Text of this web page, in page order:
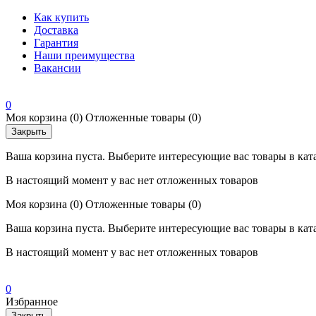
Как купить
Доставка
Гарантия
Наши преимущества
Вакансии
0
Моя корзина (0) Отложенные товары (0)
Закрыть
Ваша корзина пуста. Выберите интересующие вас товары в
В настоящий момент у вас нет отложенных товаров
Моя корзина (0) Отложенные товары (0)
Ваша корзина пуста. Выберите интересующие вас товары в
В настоящий момент у вас нет отложенных товаров
0
Избранное